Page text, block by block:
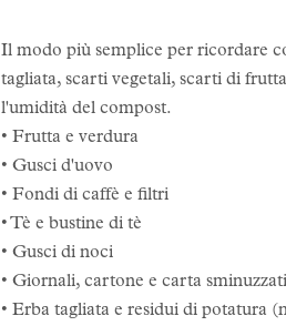
Il modo più semplice per ricordare
tagliata, scarti vegetali, scarti di
l'umidità del compost.
• Frutta e verdura
• Gusci d'uovo
• Fondi di caffè e filtri
• Tè e bustine di tè
• Gusci di noci
• Giornali, cartone e carta sminuzzati
• Erba tagliata e residui di potatura